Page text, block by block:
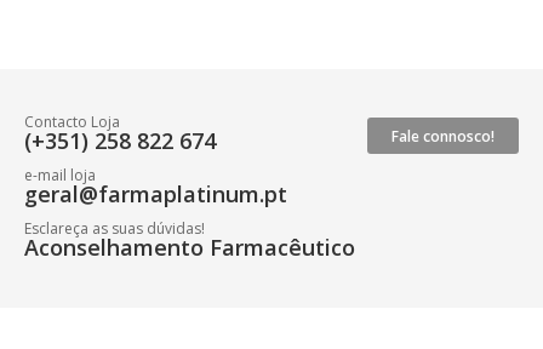
Fale connosco!
Contacto Loja
(+351) 258 822 674
e-mail loja
geral@farmaplatinum.pt
Esclareça as suas dúvidas!
Aconselhamento Farmacêutico